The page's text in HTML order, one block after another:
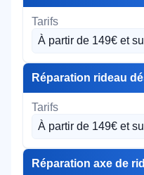
À partir de 149€ et
Réparation rideau
À partir de 149€ et
Réparation axe de